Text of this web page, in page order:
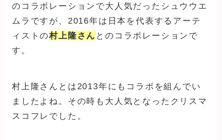
のコラボレーションで大人気だったシュウウエ
ムラですが、2016年は日本を代表するアーテ
ィストの村上隆さん とのコラボレーションで
す。
村上隆さんとは2013年にもコラボを組んでい
ましたよね。その時も大人気となったクリスマ
スコフレでした。